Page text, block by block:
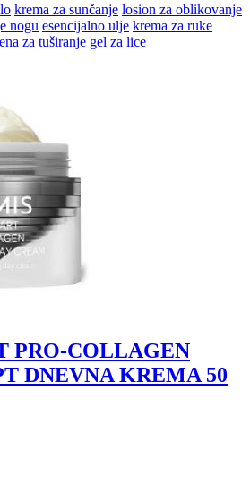
krema za sunčanje losion za oblikovanje
nogu esencijalno ulje krema za ruke
za tuširanje gel za lice
PRO-COLLAGEN
DNEVNA KREMA 50